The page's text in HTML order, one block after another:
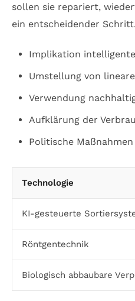
sollen sie repariert,
ein entscheidender
Implikation
Umstellung von
Verwendung
Aufklärung der
Politische
Technologie
KI-gesteuerte
Röntgentechnik
Biologisch abbaubare